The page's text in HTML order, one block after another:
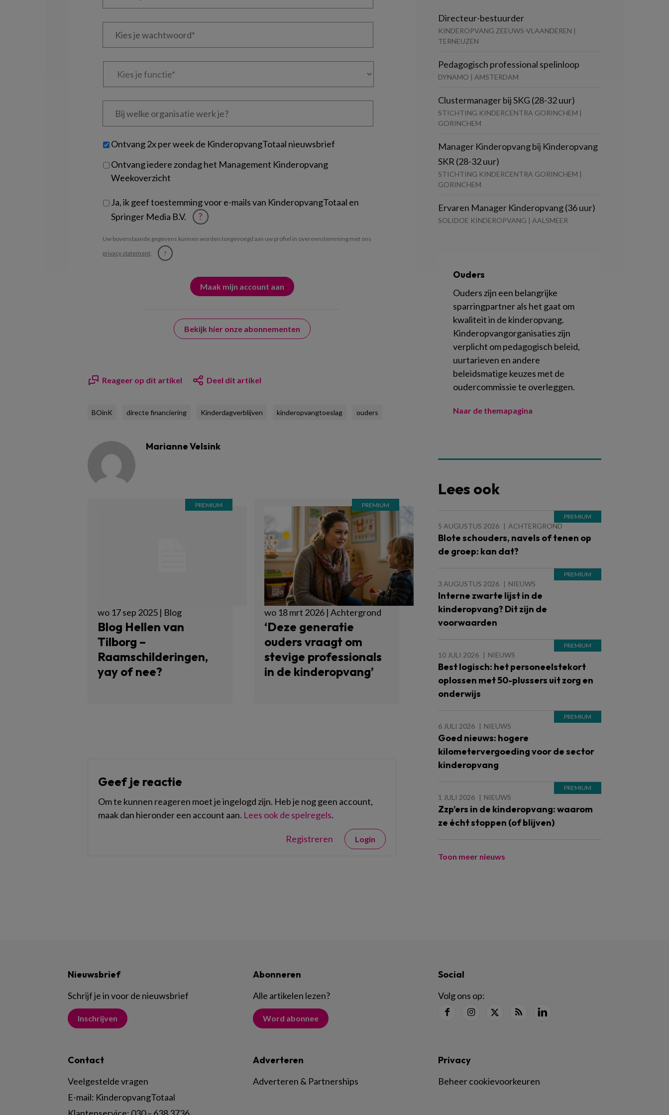
Kies
Kies
Bij
welke
je?
Untitled
Ontvang 2x per week de KinderopvangTotaal nieuwsbrief
Ontvang iedere zondag het Management Kinderopvang
Weekoverzicht
Ja, ik geef toestemming voor e-mails van KinderopvangTotaal en
Springer Media B.V.
?
Uw bovenstaande gegevens kunnen worden toegevoegd aan uw profiel in overeenstemming met ons
privacy statement. ?
Bekijk hier onze abonnementen
Reageer op dit artikel Deel dit artikel
BOinK directe financiering Kinderdagverblijven kinderopvangtoeslag ouders
Marianne Velsink
wo 17 sep 2025 | Blog
Blog Hellen van
Tilborg –
Raamschilderingen,
yay of nee?
wo 18 mrt 2026 | Achtergrond
‘Deze generatie
ouders vraagt om
stevige professionals
in de kinderopvang’
Geef je reactie
Om te kunnen reageren moet je ingelogd zijn. Heb je nog geen account,
maak dan hieronder een account aan. Lees ook de spelregels.
Registreren Login
Directeur-bestuurder
KINDEROPVANG ZEEUWS-VLAANDEREN |
TERNEUZEN
Pedagogisch professional spelinloop
DYNAMO | AMSTERDAM
Clustermanager bij SKG (28-32 uur)
STICHTING KINDERCENTRA GORINCHEM |
GORINCHEM
Manager Kinderopvang bij Kinderopvang
SKR (28-32 uur)
STICHTING KINDERCENTRA GORINCHEM |
GORINCHEM
Ervaren Manager Kinderopvang (36 uur)
SOLIDOE KINDEROPVANG | AALSMEER
Ouders
Ouders zijn een belangrijke
sparringpartner als het gaat om
kwaliteit in de kinderopvang.
Kinderopvangorganisaties zijn
verplicht om pedagogisch beleid,
uurtarieven en andere
beleidsmatige keuzes met de
oudercommissie te overleggen.
Naar de themapagina
Lees ook
5 AUGUSTUS 2026 ACHTERGROND
Blote schouders, navels of tenen op
de groep: kan dat?
3 AUGUSTUS 2026 NIEUWS
Interne zwarte lijst in de
kinderopvang? Dit zijn de
voorwaarden
10 JULI 2026 NIEUWS
Best logisch: het personeelstekort
oplossen met 50-plussers uit zorg en
onderwijs
6 JULI 2026 NIEUWS
Goed nieuws: hogere
kilometervergoeding voor de sector
kinderopvang
1 JULI 2026 NIEUWS
Zzp’ers in de kinderopvang: waarom
ze écht stoppen (of blijven)
Toon meer nieuws
Nieuwsbrief
Schrijf je in voor de nieuwsbrief
Inschrijven
Abonneren
Alle artikelen lezen?
Word abonnee
Social
Volg ons op:
Contact
Veelgestelde vragen
E-mail: KinderopvangTotaal
Adverteren
Adverteren & Partnerships
Privacy
Beheer cookievoorkeuren